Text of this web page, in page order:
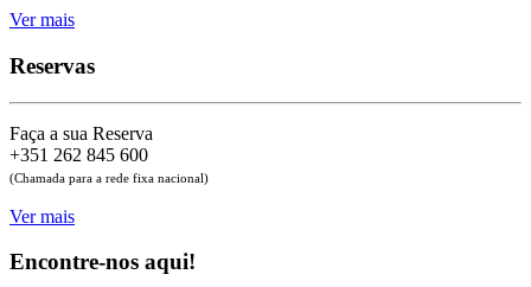
Ver mais
Reservas
Faça a sua Reserva
+351 262 845 600
(Chamada para a rede fixa nacional)
Ver mais
Encontre-nos aqui!